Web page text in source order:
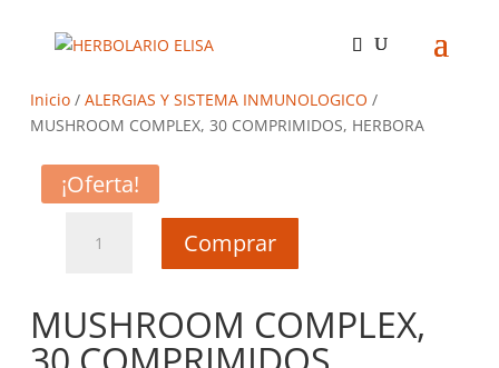
Inicio/ ALERGIAS Y SISTEMA INMUNOLOGICO /
MUSHROOM COMPLEX, 30 COMPRIMIDOS, HERBORA
¡Oferta!
COMPLEX,
HERBORA
cantidad
Comprar
MUSHROOM COMPLEX,